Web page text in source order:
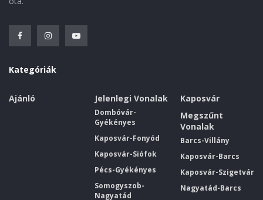
Kategóriák
Ajánló Jelenlegi Vonalak
Dombóvár-
Gyékényes
Kaposvár-Fonyód
Kaposvár-Siófok
Pécs-Gyékényes
Somogyszob-
Nagyatád
Kaposvár
Megszűnt
Vonalak
Barcs-Villány
Kaposvár-Barcs
Kaposvár-Szigetvár
Nagyatád-Barcs